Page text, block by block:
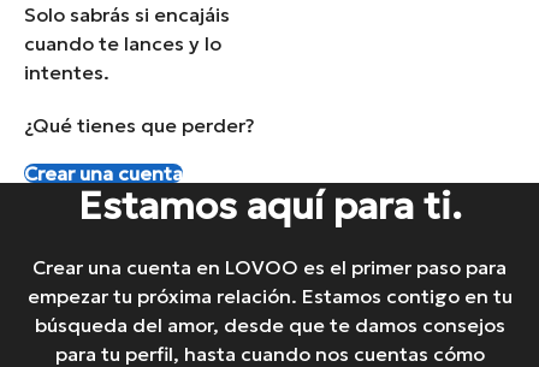
Solo sabrás si encajáis
cuando te lances y lo
intentes.
¿Qué tienes que perder?
Crear una cuenta
Estamos aquí para ti.
Crear una cuenta en LOVOO es el primer paso para
empezar tu próxima relación. Estamos contigo en tu
búsqueda del amor, desde que te damos consejos
para tu perfil, hasta cuando nos cuentas cómo